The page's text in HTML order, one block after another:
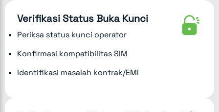
Verifikasi Status Buka Kunci
Periksa status kunci operator
Konfirmasi kompatibilitas SIM
Identifikasi masalah kontrak/EMI